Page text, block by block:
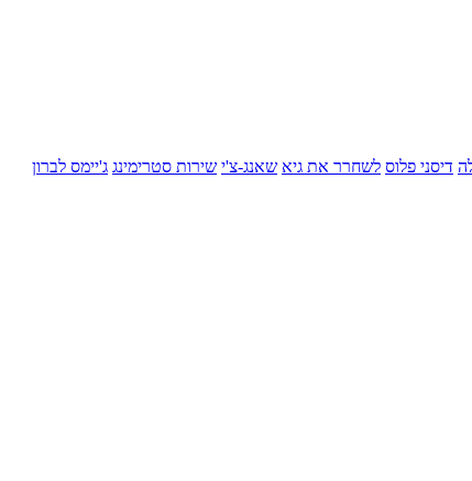
דיסני פלוס לשחרר את גיא שאנג-צ'י שירות סטרימינג ג'יימס לברון